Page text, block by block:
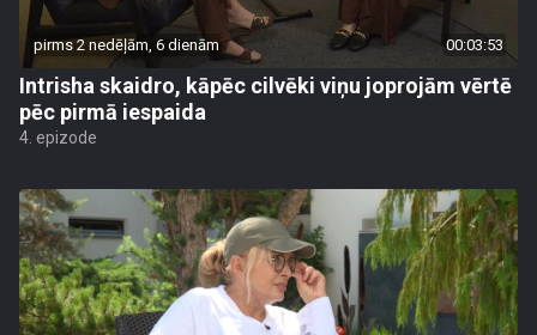
pirms 2 nedēļām, 6 dienām 00:03:53
Intrisha skaidro, kāpēc cilvēki viņu joprojām vērtē
pēc pirmā iespaida
4. epizode